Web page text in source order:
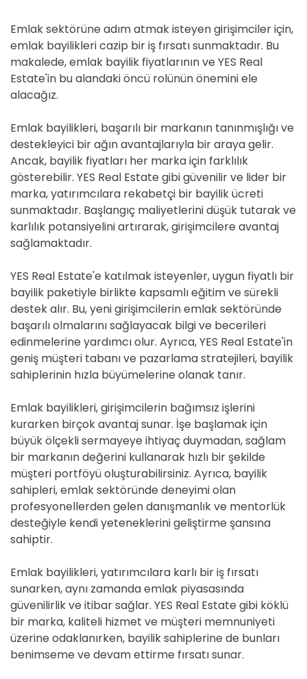
Emlak sektörüne adım atmak isteyen girişimciler için,
emlak bayilikleri cazip bir iş fırsatı sunmaktadır. Bu
makalede, emlak bayilik fiyatlarının ve YES Real
Estate'in bu alandaki öncü rolünün önemini ele
alacağız.
Emlak bayilikleri, başarılı bir markanın tanınmışlığı ve
destekleyici bir ağın avantajlarıyla bir araya gelir.
Ancak, bayilik fiyatları her marka için farklılık
gösterebilir. YES Real Estate gibi güvenilir ve lider bir
marka, yatırımcılara rekabetçi bir bayilik ücreti
sunmaktadır. Başlangıç maliyetlerini düşük tutarak ve
karlılık potansiyelini artırarak, girişimcilere avantaj
sağlamaktadır.
YES Real Estate'e katılmak isteyenler, uygun fiyatlı bir
bayilik paketiyle birlikte kapsamlı eğitim ve sürekli
destek alır. Bu, yeni girişimcilerin emlak sektöründe
başarılı olmalarını sağlayacak bilgi ve becerileri
edinmelerine yardımcı olur. Ayrıca, YES Real Estate'in
geniş müşteri tabanı ve pazarlama stratejileri, bayilik
sahiplerinin hızla büyümelerine olanak tanır.
Emlak bayilikleri, girişimcilerin bağımsız işlerini
kurarken birçok avantaj sunar. İşe başlamak için
büyük ölçekli sermayeye ihtiyaç duymadan, sağlam
bir markanın değerini kullanarak hızlı bir şekilde
müşteri portföyü oluşturabilirsiniz. Ayrıca, bayilik
sahipleri, emlak sektöründe deneyimi olan
profesyonellerden gelen danışmanlık ve mentorlük
desteğiyle kendi yeteneklerini geliştirme şansına
sahiptir.
Emlak bayilikleri, yatırımcılara karlı bir iş fırsatı
sunarken, aynı zamanda emlak piyasasında
güvenilirlik ve itibar sağlar. YES Real Estate gibi köklü
bir marka, kaliteli hizmet ve müşteri memnuniyeti
üzerine odaklanırken, bayilik sahiplerine de bunları
benimseme ve devam ettirme fırsatı sunar.